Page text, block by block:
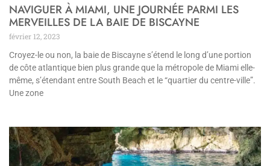
NAVIGUER À MIAMI, UNE JOURNÉE PARMI LES
MERVEILLES DE LA BAIE DE BISCAYNE
février 12, 2023
Croyez-le ou non, la baie de Biscayne s’étend le long d’une portion
de côte atlantique bien plus grande que la métropole de Miami elle-
même, s’étendant entre South Beach et le “quartier du centre-ville”.
Une zone